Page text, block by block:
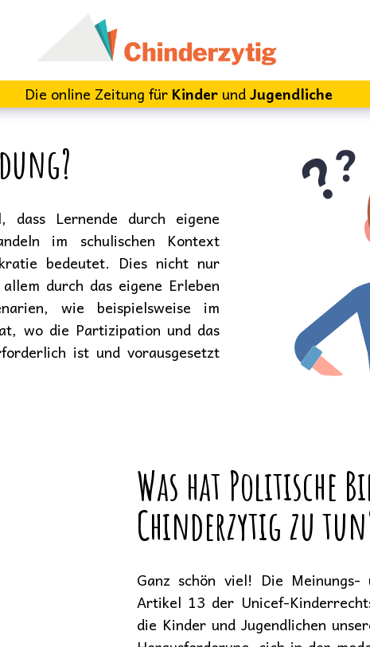
Die online Zeitung für KinderundJugendliche
Lernende durch eigene
im schulischen Kontext
bedeutet. Dies nicht nur
durch das eigene Erleben
wie beispielsweise im
wo die Partizipation und das
ist und vorausgesetzt
Was hat Politische
Chinderzytig zu
Ganz schön viel! Die
Artikel 13 der Unicef-
die Kinder und Jugendlichen